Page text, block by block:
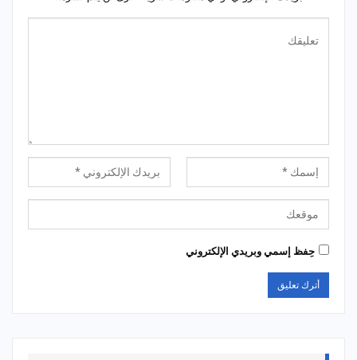
حِفظ إسمي وبريدي الإلكتروني